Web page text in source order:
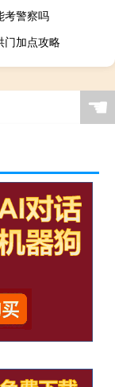
考警察吗
门加点攻略
☚